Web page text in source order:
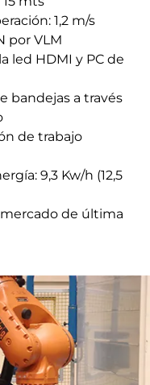
1,2 m/s
por VLM
led HDMI y PC de
bandejas a través
de trabajo
9,3 Kw/h (12,5
de última